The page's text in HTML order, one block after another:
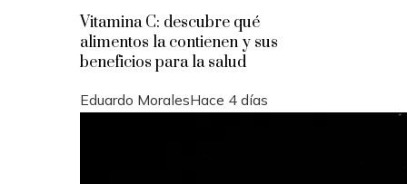
Vitamina C: descubre qué
alimentos la contienen y sus
beneficios para la salud
Eduardo MoralesHace 4 días